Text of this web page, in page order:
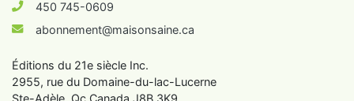
450 745-0609
abonnement@maisonsaine.ca
Éditions du 21e siècle Inc.
2955, rue du Domaine-du-lac-Lucerne
Ste-Adèle, Qc Canada J8B 3K9